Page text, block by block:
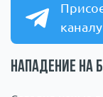
каналу
Нападение на